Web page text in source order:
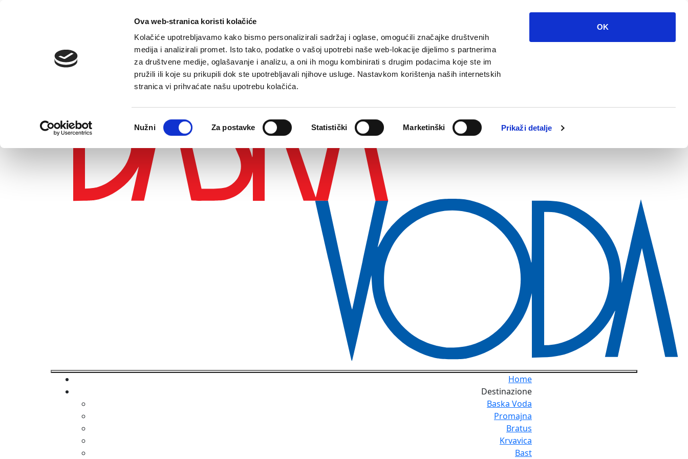
Ova web-stranica koristi kolačiće
Kolačiće upotrebljavamo kako bismo personalizirali sadržaj i oglase, omogućili značajke društvenih
medija i analizirali promet. Isto tako, podatke o vašoj upotrebi naše web-lokacije dijelimo s partnerima
za društvene medije, oglašavanje i analizu, a oni ih mogu kombinirati s drugim podacima koje ste im
pružili ili koje su prikupili dok ste upotrebljavali njihove usluge. Nastavkom korištenja naših internetskih
stranica vi prihvaćate našu upotrebu kolačića.
pristanka
Nužni Za postavke Statistički Marketinški Prikaži detalje
OK
Home
Destinazione
Baska Voda
Promajna
Bratus
Krvavica
Bast